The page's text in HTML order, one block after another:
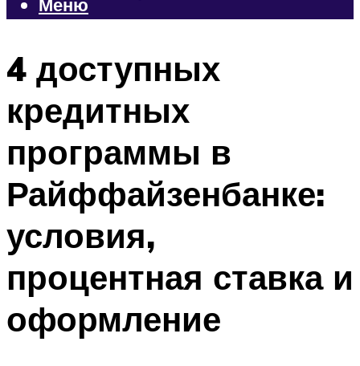
Меню
4 доступных
кредитных
программы в
Райффайзенбанке:
условия,
процентная ставка и
оформление